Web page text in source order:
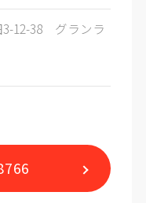
12-38 グランラ